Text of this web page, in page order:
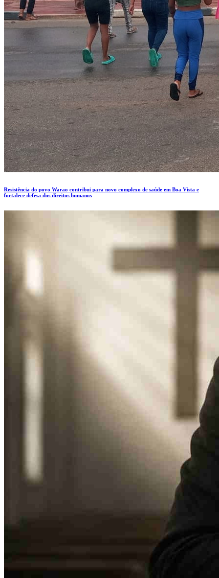
Resistência do povo Warao contribui para novo complexo de saúde em Boa Vista e
fortalece defesa dos direitos humanos